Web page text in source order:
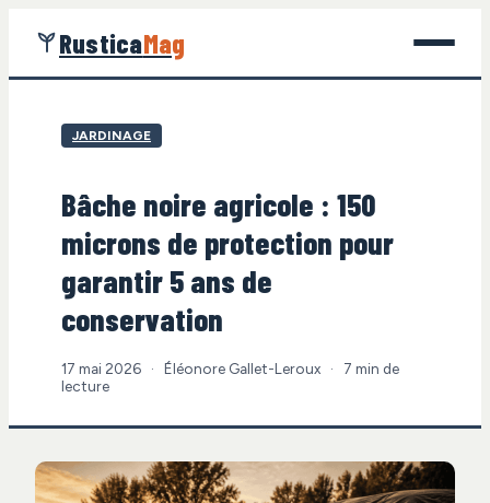
RusticaMag
Jardinage
Maison
Gastronomie
JARDINAGE
Bâche noire agricole : 150
microns de protection pour
garantir 5 ans de
conservation
17 mai 2026 · Éléonore Gallet-Leroux ·
7 min de
lecture